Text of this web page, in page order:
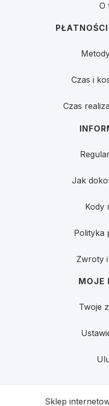
O
Czas i
Czas
Jak
Kody
Polityka
Zwroty
MOJE
Twoje
Sklep